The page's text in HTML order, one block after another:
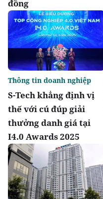
đồng
S-Tech khẳng định vị
thế với cú đúp giải
thưởng danh giá tại
I4.0 Awards 2025
Thông tin doanh nghiệp